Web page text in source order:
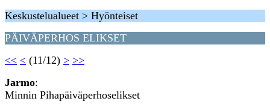
Keskustelualueet > Hyönteiset
PÄIVÄPERHOS ELIKSET
<< < (11/12) > >>
Jarmo:
Minnin Pihapäiväperhoselikset